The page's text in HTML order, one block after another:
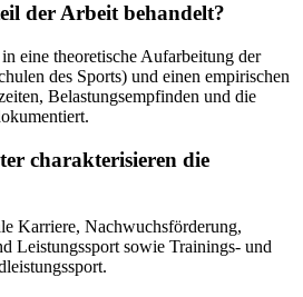
der Arbeit behandelt?
eine theoretische Aufarbeitung der
des Sports) und einen empirischen
Belastungsempfinden und die
charakterisieren die
Karriere, Nachwuchsförderung,
Leistungssport sowie Trainings- und